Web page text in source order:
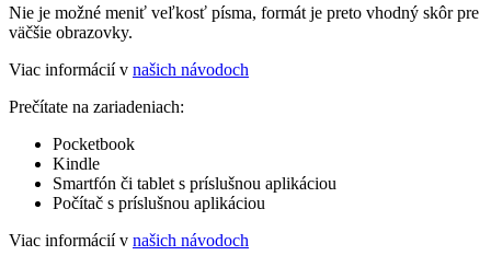
Nie je možné meniť veľkosť písma, formát je preto vhodný skôr pre
väčšie obrazovky.
Viac informácií v našich návodoch
Prečítate na zariadeniach:
Pocketbook
Kindle
Smartfón či tablet s príslušnou aplikáciou
Počítač s príslušnou aplikáciou
Viac informácií v našich návodoch